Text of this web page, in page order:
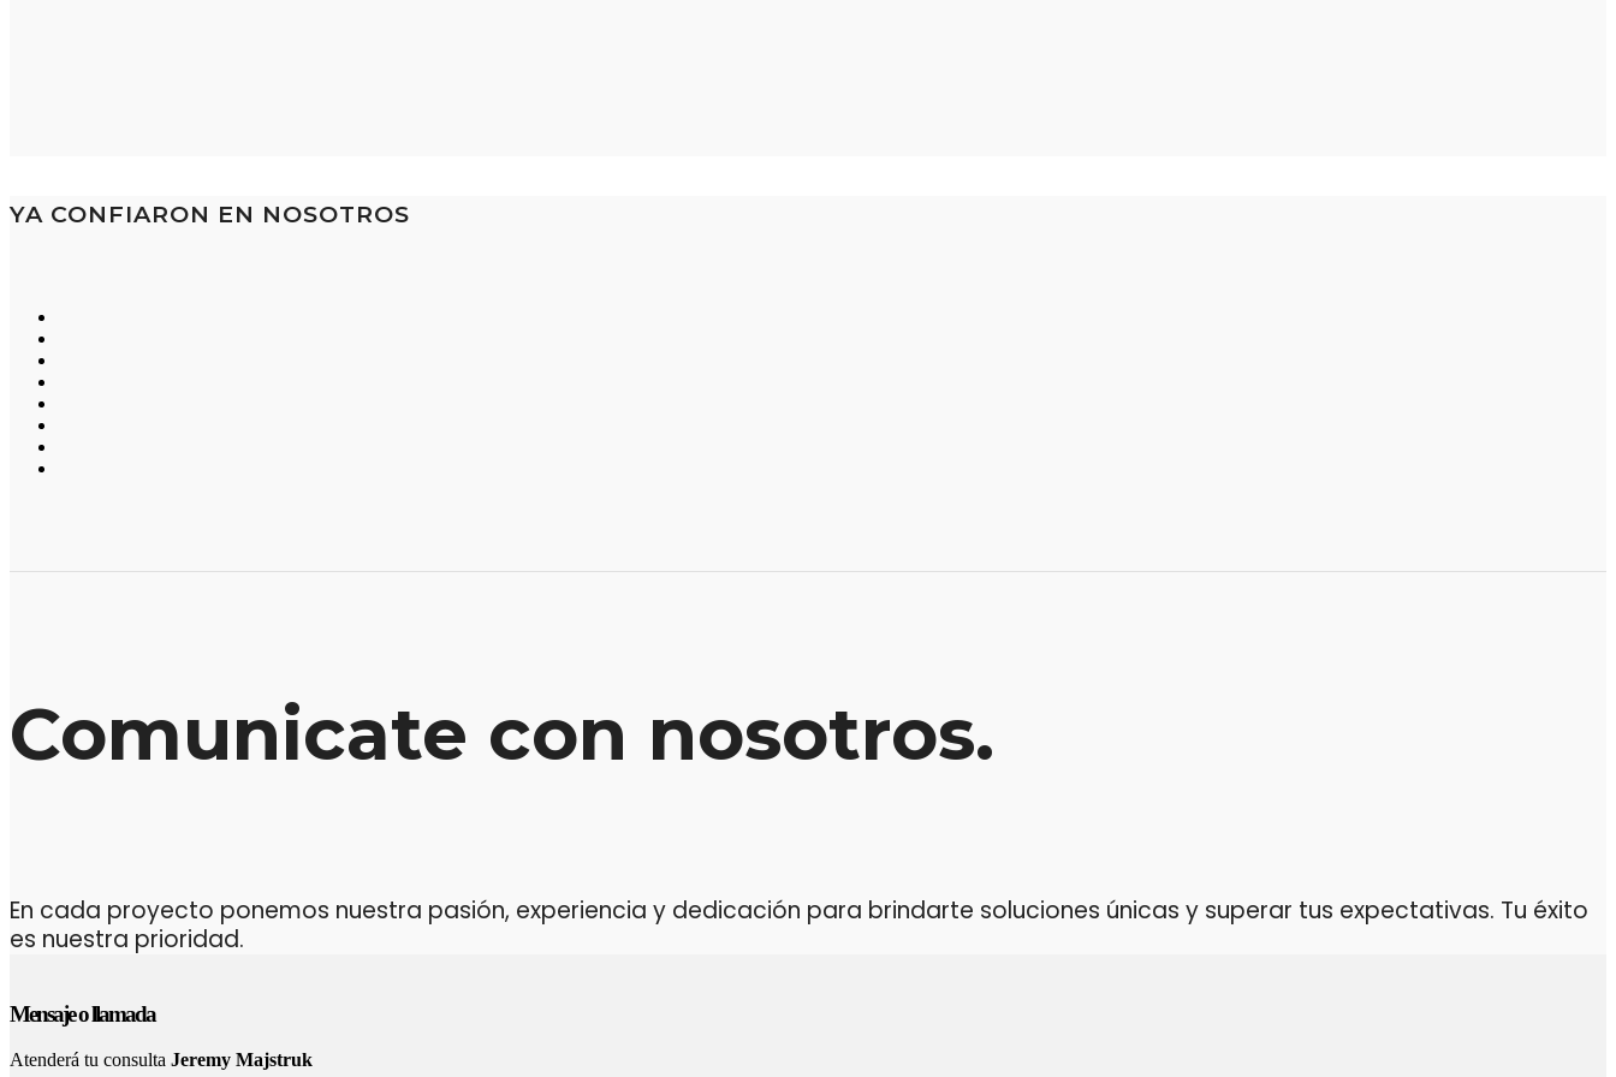
YA CONFIARON EN NOSOTROS
Comunicate con nosotros.
En cada proyecto ponemos nuestra pasión, experiencia y dedicación para brindarte soluciones únicas y superar tus expectativas. Tu éxito
es nuestra prioridad.
Mensaje o llamada
Atenderá tu consulta Jeremy Majstruk